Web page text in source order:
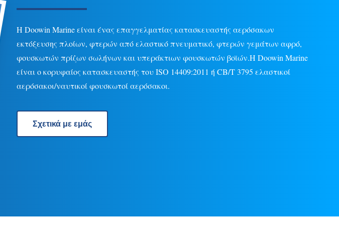
Η Doowin Marine είναι ένας επαγγελματίας κατασκευαστής αερόσακων
εκτόξευσης πλοίων, φτερών από ελαστικό πνευματικό, φτερών γεμάτων αφρό,
φουσκωτών πρίζων σωλήνων και υπεράκτιων φουσκωτών βοϊών.Η Doowin Marine
είναι ο κορυφαίος κατασκευαστής του ISO 14409:2011 ή CB/T 3795 ελαστικοί
αερόσακοι/ναυτικοί φουσκωτοί αερόσακοι.
Σχετικά με εμάς